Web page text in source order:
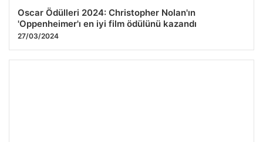
Oscar Ödülleri 2024: Christopher Nolan'ın
'Oppenheimer'ı en iyi film ödülünü kazandı
27/03/2024